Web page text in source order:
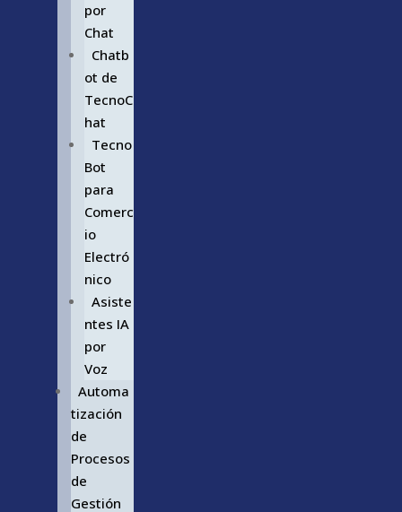
por
Chat
Chatb
ot de
TecnoC
hat
Tecno
Bot
para
Comerc
io
Electró
nico
Asiste
ntes IA
por
Voz
Automa
tización
de
Procesos
de
Gestión